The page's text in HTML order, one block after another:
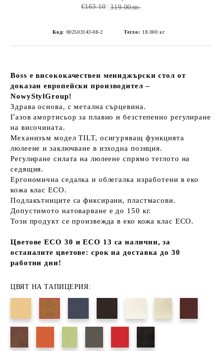
€163.10 319.00лв.
Код: 002503143-08-2 Тегло: 18.000 кг
Boss е висококачествен мениджърски стол от
доказан европейски производител –
NowyStylGroup!
Здрава основа, с метална сърцевина.
Газов амортисьор за плавно и безстепенно регулиране
на височината.
Механизъм модел TILT, осигуряващ функцията
люлеене и заключване в изходна позиция.
Регулиране силата на люлеене спрямо теглото на
седящия.
Ергономична седалка и облегалка изработени в еко
кожа клас ECO.
Подлакътниците са фиксирани, пластмасови.
Допустимото натоварване е до 150 кг.
Този продукт се произвежда в еко кожа клас ECO.
Цветове ECO 30 и ECO 13 са налични, за
останалите цветове: срок на доставка до 30
работни дни!
ЦВЯТ НА ТАПИЦЕРИЯ: